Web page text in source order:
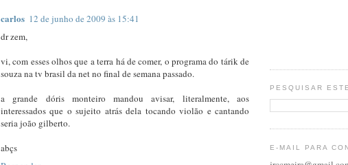
carlos 12 de junho de 2009 às 15:41
dr zem,
vi, com esses olhos que a terra há de comer, o programa do tárik de
souza na tv brasil da net no final de semana passado.
a grande dóris monteiro mandou avisar, literalmente, aos
interessados que o sujeito atrás dela tocando violão e cantando
seria joão gilberto.
abçs
PESQUISAR
E-MAIL PARA